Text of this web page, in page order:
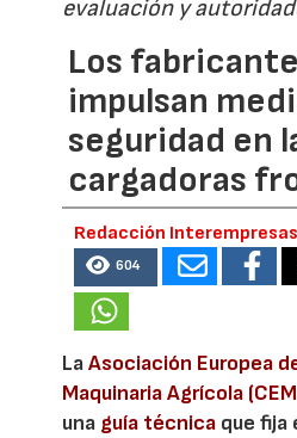
evaluación y
Los
impulsan
seguridad en
cargadoras
Redacción Interempresas
604
LaAsociación Europea
Maquinaria Agrícola
una guía técnica que fija